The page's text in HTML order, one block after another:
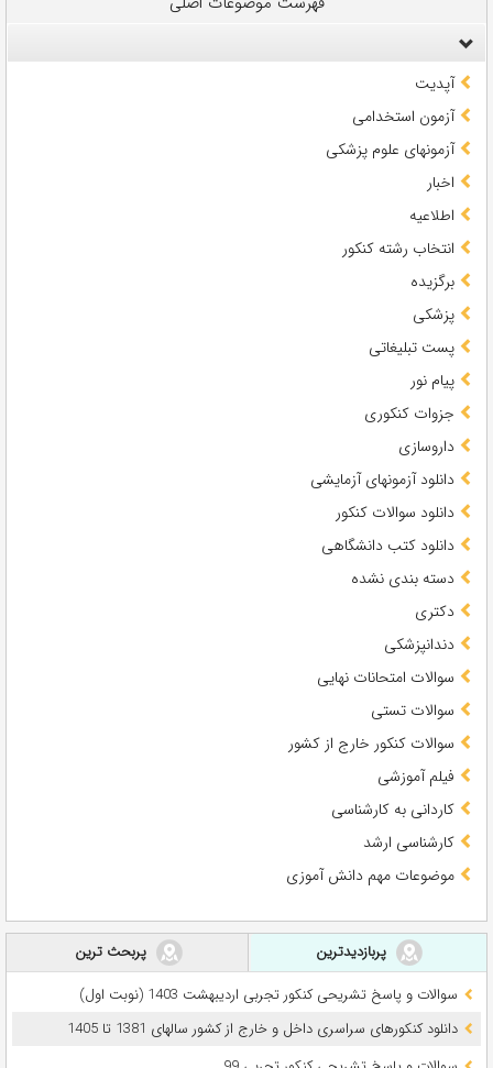
آپدیت
آزمون استخدامی
آزمونهای علوم پزشکی
اخبار
اطلاعیه
انتخاب رشته کنکور
برگزیده
پزشکی
پست تبلیغاتی
پیام نور
جزوات کنکوری
داروسازی
دانلود آزمونهای آزمایشی
دانلود سوالات کنکور
دانلود کتب دانشگاهی
دسته بندی نشده
دکتری
دندانپزشکی
سوالات امتحانات نهایی
سوالات تستی
سوالات کنکور خارج از کشور
فیلم آموزشی
کاردانی به کارشناسی
کارشناسی ارشد
موضوعات مهم دانش آموزی
پربازدیدترین
پربحث ترین
سوالات و پاسخ تشریحی کنکور تجربی اردیبهشت 1403 (نوبت اول)
دانلود کنکورهای سراسری داخل و خارج از کشور سالهای 1381 تا 1405